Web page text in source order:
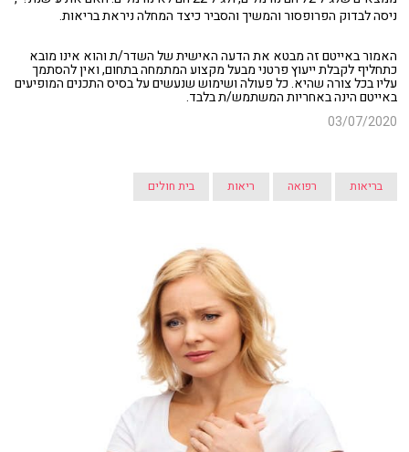
ניסה לבדוק הפרופסור והמשיך והסביר כיצד המחלה ניראת בריאות.
האמור באייטם זה מבטא את הדעה האישית של השדר/ת והוא אינו מובא
כתחליף לקבלת ייעוץ פרטני מבעל מקצוע המתמחה בתחום, ואין להסתמך
עליו בכל צורה שהיא. כל פעולה ושימוש שנעשים על בסיס התכנים המופיעים
באייטם הינה באחריות המשתמש/ת בלבד.
03/07/2020
בריאות רפואה ריאות בית חולים